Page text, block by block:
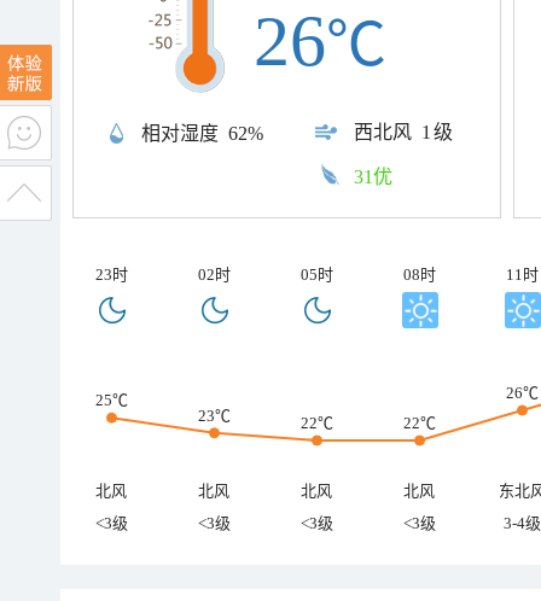
相对湿度 62% 西北风 1级
26℃
31优
23时 02时 05时 08时 11时
25℃
23℃
22℃ 22℃
26℃
北风 北风 北风 北风
东北
<3级
<3级 <3级 <3级 3-4级